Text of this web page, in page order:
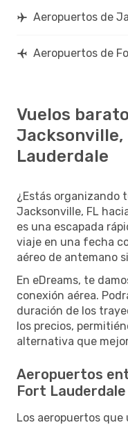
Aeropuertos de
Aeropuertos de
Vuelos
Jacksonville,
Lauderdale
¿Estás organizando
Jacksonville, FL
es una escapada
viaje en una fecha
aéreo de antemano
En eDreams, te
conexión aérea.
duración de los
los precios,
alternativa que
Aeropuertos
Fort Lauderdale
Los aeropuertos que